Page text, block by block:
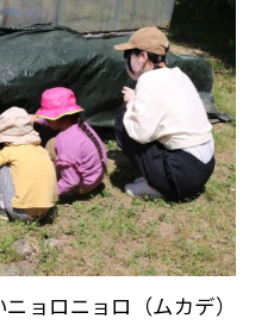
ョロニョロ（ムカデ）